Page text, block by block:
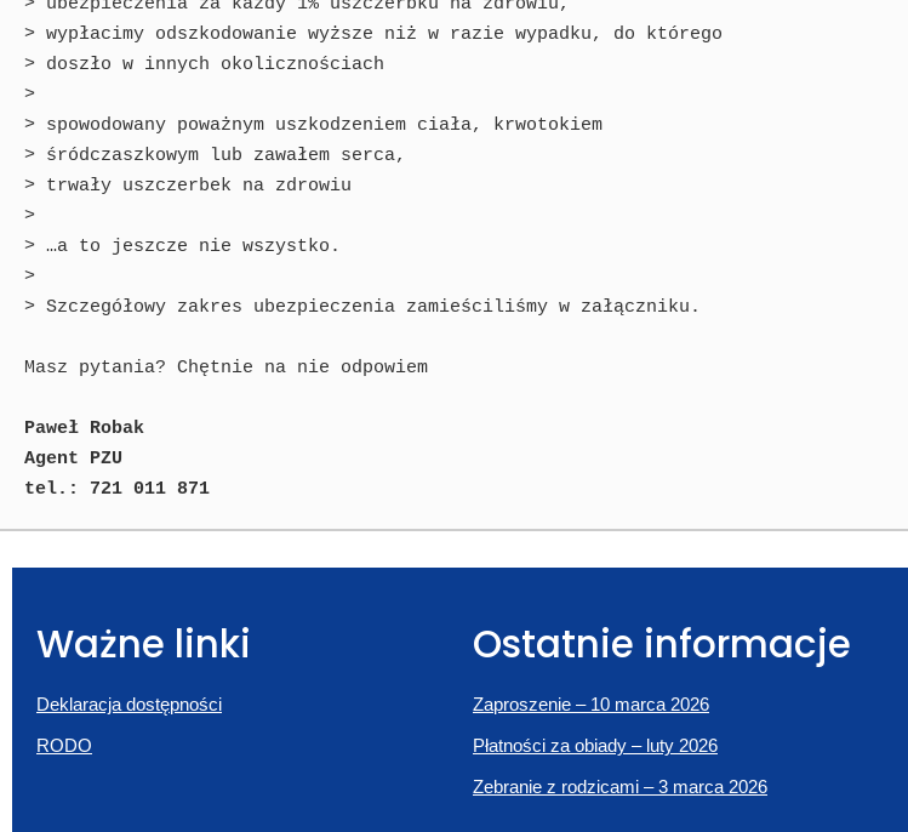
> ubezpieczenia za każdy 1% uszczerbku na zdrowiu,
> wypłacimy odszkodowanie wyższe niż w razie wypadku, do którego
> doszło w innych okolicznościach
>
> spowodowany poważnym uszkodzeniem ciała, krwotokiem
> śródczaszkowym lub zawałem serca,
> trwały uszczerbek na zdrowiu
>
> …a to jeszcze nie wszystko.
>
> Szczegółowy zakres ubezpieczenia zamieściliśmy w załączniku.
Paweł Robak
Agent PZU
tel.: 721 011 871
Ważne linki
Deklaracja dostępności
RODO
Ostatnie informacje
Zaproszenie – 10 marca 2026
Płatności za obiady – luty 2026
Zebranie z rodzicami – 3 marca 2026